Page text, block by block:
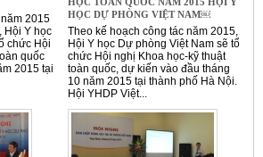
2015
Hội Y học
chức Hội
quốc
2015 tại
HỌC DỰ PHÒNG VIỆT NAM￼
Theo kế hoạch công tác năm 2015,
Hội Y học Dự phòng Việt Nam sẽ tổ
chức Hội nghị Khoa học-kỹ thuật
toàn quốc, dự kiến vào đầu tháng
10 năm 2015 tại thành phố Hà Nội.
Hội YHDP Việt...